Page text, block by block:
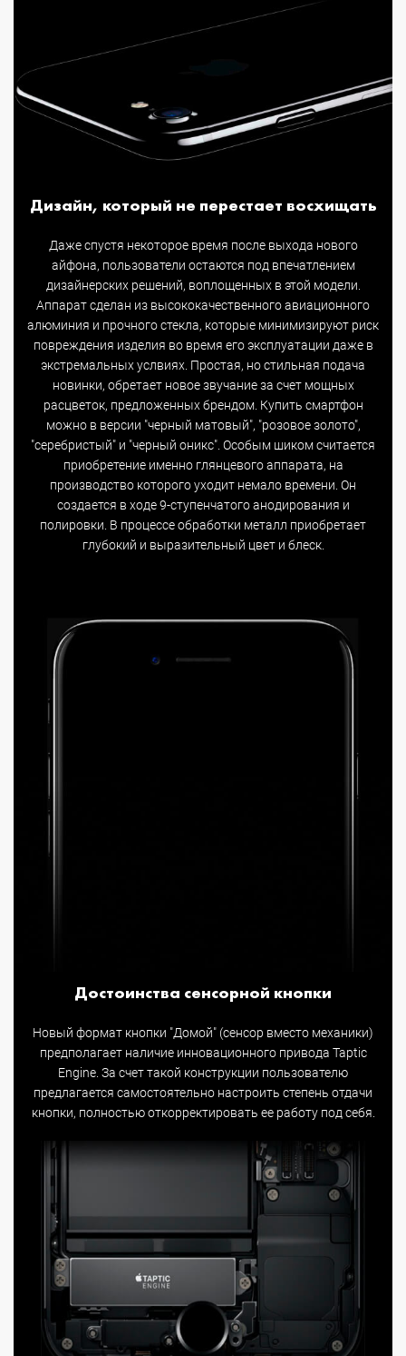
Дизайн, который не перестает восхищать
Даже спустя некоторое время после выхода нового
айфона, пользователи остаются под впечатлением
дизайнерских решений, воплощенных в этой модели.
Аппарат сделан из высококачественного авиационного
алюминия и прочного стекла, которые минимизируют риск
повреждения изделия во время его эксплуатации даже в
экстремальных услвиях. Простая, но стильная подача
новинки, обретает новое звучание за счет мощных
расцветок, предложенных брендом. Купить смартфон
можно в версии "черный матовый", "розовое золото",
"серебристый" и "черный оникс". Особым шиком считается
приобретение именно глянцевого аппарата, на
производство которого уходит немало времени. Он
создается в ходе 9-ступенчатого анодирования и
полировки. В процессе обработки металл приобретает
глубокий и выразительный цвет и блеск.
Достоинства сенсорной кнопки
Новый формат кнопки "Домой" (сенсор вместо механики)
предполагает наличие инновационного привода Taptic
Engine. За счет такой конструкции пользователю
предлагается самостоятельно настроить степень отдачи
кнопки, полностью откорректировать ее работу под себя.